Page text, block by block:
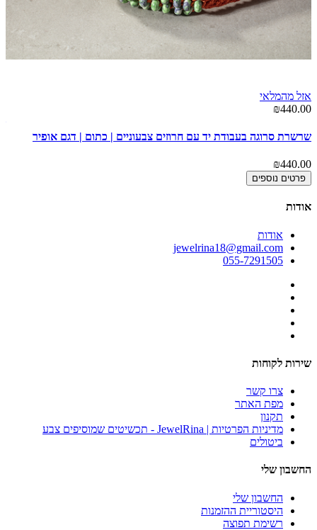
אזל מהמלאי
₪440.00
שרשרת סרוגה בעבודת יד עם חרוזים צבעוניים | כתום | דגם אופיר
₪440.00
פרטים נוספים
אודות
אודות
jewelrina18@gmail.com
055-7291505
שירות לקוחות
צרו קשר
מפת האתר
תקנון
מדיניות הפרטיות | JewelRina - תכשיטים שמוסיפים צבע
ביטולים
החשבון שלי
החשבון שלי
היסטוריית ההזמנות
רשימת תפוצה